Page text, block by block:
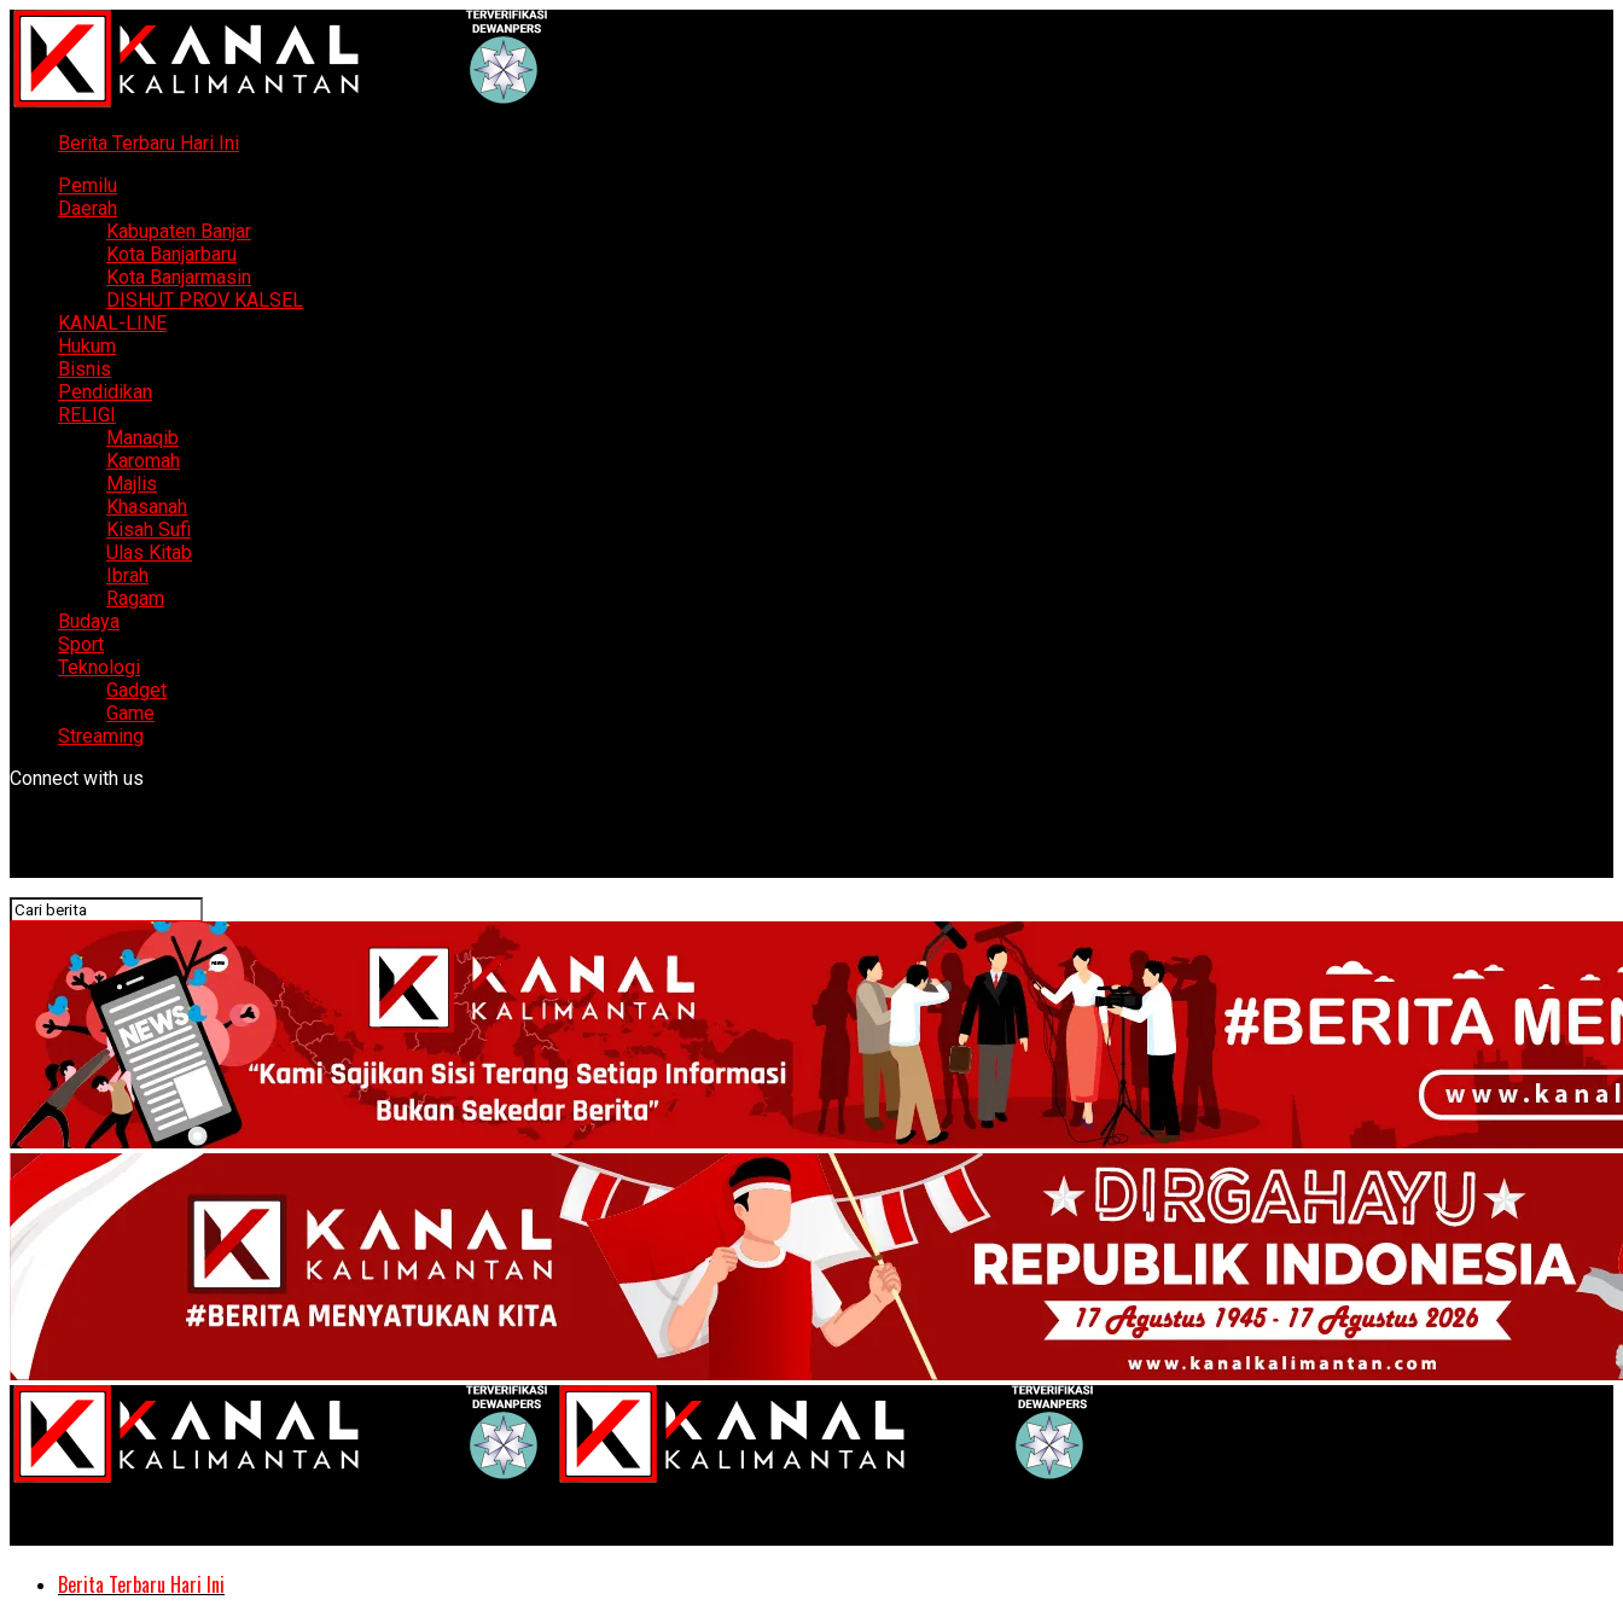
Berita Terbaru Hari Ini
Pemilu
Daerah
Kabupaten Banjar
Kota Banjarbaru
Kota Banjarmasin
DISHUT PROV KALSEL
KANAL-LINE
Hukum
Bisnis
Pendidikan
RELIGI
Manaqib
Karomah
Majlis
Khasanah
Kisah Sufi
Ulas Kitab
Ibrah
Ragam
Budaya
Sport
Teknologi
Gadget
Game
Streaming
Connect with us
Berita Terbaru Hari Ini